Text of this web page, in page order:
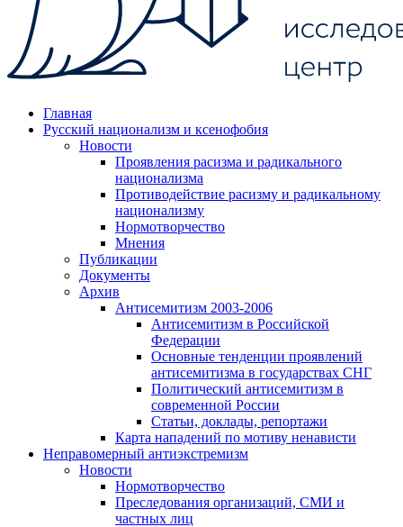
Главная
Русский национализм и ксенофобия
Новости
Проявления расизма и радикального
национализма
Противодействие расизму и радикальному
национализму
Нормотворчество
Мнения
Публикации
Документы
Архив
Антисемитизм 2003-2006
Антисемитизм в Российской
Федерации
Основные тенденции проявлений
антисемитизма в государствах СНГ
Политический антисемитизм в
современной России
Статьи, доклады, репортажи
Карта нападений по мотиву ненависти
Неправомерный антиэкстремизм
Новости
Нормотворчество
Преследования организаций, СМИ и
частных лиц